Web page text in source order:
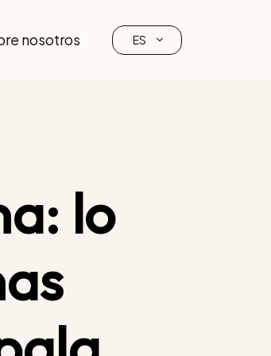
nosotros ES
lo